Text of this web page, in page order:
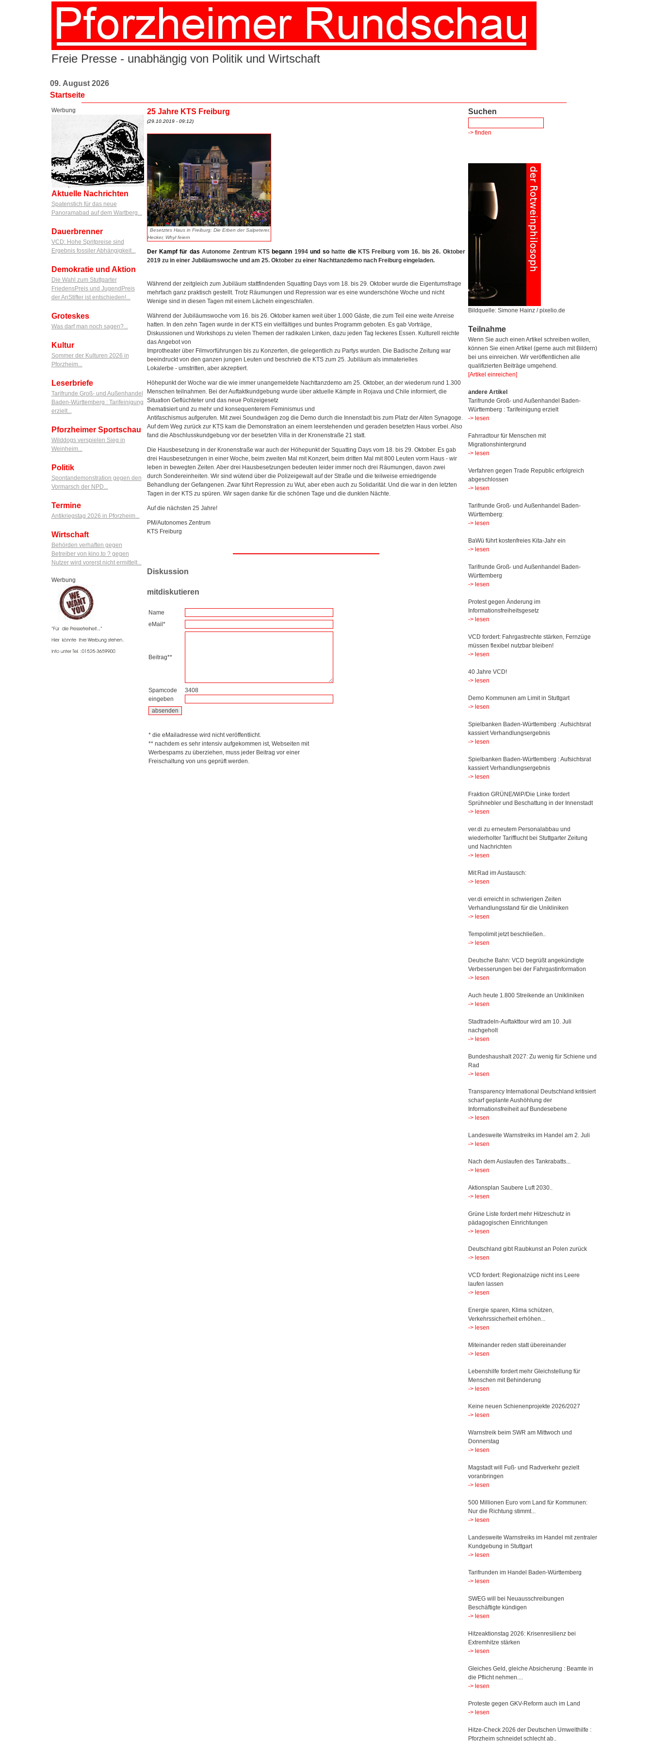
Freie Presse - unabhängig von Politik und Wirtschaft
09. August 2026
Startseite
Werbung
Aktuelle Nachrichten
Spatenstich für das neue
Panoramabad auf dem Wartberg...
Dauerbrenner
VCD: Hohe Spritpreise sind
Ergebnis fossiler Abhängigkeit...
Demokratie und Aktion
Die Wahl zum Stuttgarter
FriedensPreis und JugendPreis
der AnStifter ist entschieden!...
Groteskes
Was darf man noch sagen?...
Kultur
Sommer der Kulturen 2026 in
Pforzheim...
Leserbriefe
Tarifrunde Groß- und Außenhandel
Baden-Württemberg : Tarifeinigung
erzielt...
Pforzheimer Sportschau
Wilddogs verspielen Sieg in
Weinheim...
Politik
Spontandemonstration gegen den
Vormarsch der NPD...
Termine
Antikriegstag 2026 in Pforzheim...
Wirtschaft
Behörden verhaften gegen
Betreiber von kino.to ? gegen
Nutzer wird vorerst nicht ermittelt...
Werbung
25 Jahre KTS Freiburg
(29.10.2019 - 09:12)
Besetztes Haus in Freiburg: Die Erben der Salpeterer,
Hecker, Whyl feiern
Der Kampf für das Autonome Zentrum KTS begann 1994und sohatte dieKTS Freiburg vom 16. bis 26. Oktober
2019 zu in einer Jubiläumswoche und am 25. Oktober zu einer Nachttanzdemo nach Freiburg eingeladen.
Während der zeitgleich zum Jubiläum stattfindenden Squatting Days vom 18. bis 29. Oktober wurde die Eigentumsfrage
mehrfach ganz praktisch gestellt. Trotz Räumungen und Repression war es eine wunderschöne Woche und nicht
Wenige sind in diesen Tagen mit einem Lächeln eingeschlafen.
Während der Jubiläumswoche vom 16. bis 26. Oktober kamen weit über 1.000 Gäste, die zum Teil eine weite Anreise
hatten. In den zehn Tagen wurde in der KTS ein vielfältiges und buntes Programm geboten. Es gab Vorträge,
Diskussionen und Workshops zu vielen Themen der radikalen Linken, dazu jeden Tag leckeres Essen. Kulturell reichte
das Angebot von
Improtheater über Filmvorführungen bis zu Konzerten, die gelegentlich zu Partys wurden. Die Badische Zeitung war
beeindruckt von den ganzen jungen Leuten und beschrieb die KTS zum 25. Jubiläum als immaterielles
Lokalerbe - umstritten, aber akzeptiert.
Höhepunkt der Woche war die wie immer unangemeldete Nachttanzdemo am 25. Oktober, an der wiederum rund 1.300
Menschen teilnahmen. Bei der Auftaktkundgebung wurde über aktuelle Kämpfe in Rojava und Chile informiert, die
Situation Geflüchteter und das neue Polizeigesetz
thematisiert und zu mehr und konsequenterem Feminismus und
Antifaschismus aufgerufen. Mit zwei Soundwägen zog die Demo durch die Innenstadt bis zum Platz der Alten Synagoge.
Auf dem Weg zurück zur KTS kam die Demonstration an einem leerstehenden und geraden besetzten Haus vorbei. Also
fand die Abschlusskundgebung vor der besetzten Villa in der Kronenstraße 21 statt.
Die Hausbesetzung in der Kronenstraße war auch der Höhepunkt der Squatting Days vom 18. bis 29. Oktober. Es gab
drei Hausbesetzungen in einer Woche, beim zweiten Mal mit Konzert, beim dritten Mal mit 800 Leuten vorm Haus - wir
leben in bewegten Zeiten. Aber drei Hausbesetzungen bedeuten leider immer noch drei Räumungen, davon zwei
durch Sondereinheiten. Wir sind wütend über die Polizeigewalt auf der Straße und die teilweise erniedrigende
Behandlung der Gefangenen. Zwar führt Repression zu Wut, aber eben auch zu Solidarität. Und die war in den letzten
Tagen in der KTS zu spüren. Wir sagen danke für die schönen Tage und die dunklen Nächte.
Auf die nächsten 25 Jahre!
PM/Autonomes Zentrum
KTS Freiburg
Diskussion
mitdiskutieren
Name
eMail*
Beitrag**
Spamcode
eingeben
3408
* die eMailadresse wird nicht veröffentlicht.
** nachdem es sehr intensiv aufgekommen ist, Webseiten mit
Werbespams zu überziehen, muss jeder Beitrag vor einer
Freischaltung von uns geprüft werden.
Suchen
-> finden
Bildquelle: Simone Hainz / pixelio.de
Teilnahme
Wenn Sie auch einen Artikel schreiben wollen,
können Sie einen Artikel (gerne auch mit Bildern)
bei uns einreichen. Wir veröffentlichen alle
qualifizierten Beiträge umgehend.
[Artikel einreichen]
andere Artikel
Tarifrunde Groß- und Außenhandel Baden-
Württemberg : Tarifeinigung erzielt
-> lesen
Fahrradtour für Menschen mit
Migrationshintergrund
-> lesen
Verfahren gegen Trade Republic erfolgreich
abgeschlossen
-> lesen
Tarifrunde Groß- und Außenhandel Baden-
Württemberg:
-> lesen
BaWü führt kostenfreies Kita-Jahr ein
-> lesen
Tarifrunde Groß- und Außenhandel Baden-
Württemberg
-> lesen
Protest gegen Änderung im
Informationsfreiheitsgesetz
-> lesen
VCD fordert: Fahrgastrechte stärken, Fernzüge
müssen flexibel nutzbar bleiben!
-> lesen
40 Jahre VCD!
-> lesen
Demo Kommunen am Limit in Stuttgart
-> lesen
Spielbanken Baden-Württemberg : Aufsichtsrat
kassiert Verhandlungsergebnis
-> lesen
Spielbanken Baden-Württemberg : Aufsichtsrat
kassiert Verhandlungsergebnis
-> lesen
Fraktion GRÜNE/WiP/Die Linke fordert
Sprühnebler und Beschattung in der Innenstadt
-> lesen
ver.di zu erneutem Personalabbau und
wiederholter Tarifflucht bei Stuttgarter Zeitung
und Nachrichten
-> lesen
Mit:Rad im Austausch:
-> lesen
ver.di erreicht in schwierigen Zeiten
Verhandlungsstand für die Unikliniken
-> lesen
Tempolimit jetzt beschließen..
-> lesen
Deutsche Bahn: VCD begrüßt angekündigte
Verbesserungen bei der Fahrgastinformation
-> lesen
Auch heute 1.800 Streikende an Unikliniken
-> lesen
Stadtradeln-Auftakttour wird am 10. Juli
nachgeholt
-> lesen
Bundeshaushalt 2027: Zu wenig für Schiene und
Rad
-> lesen
Transparency International Deutschland kritisiert
scharf geplante Aushöhlung der
Informationsfreiheit auf Bundesebene
-> lesen
Landesweite Warnstreiks im Handel am 2. Juli
-> lesen
Nach dem Auslaufen des Tankrabatts...
-> lesen
Aktionsplan Saubere Luft 2030..
-> lesen
Grüne Liste fordert mehr Hitzeschutz in
pädagogischen Einrichtungen
-> lesen
Deutschland gibt Raubkunst an Polen zurück
-> lesen
VCD fordert: Regionalzüge nicht ins Leere
laufen lassen
-> lesen
Energie sparen, Klima schützen,
Verkehrssicherheit erhöhen...
-> lesen
Miteinander reden statt übereinander
-> lesen
Lebenshilfe fordert mehr Gleichstellung für
Menschen mit Behinderung
-> lesen
Keine neuen Schienenprojekte 2026/2027
-> lesen
Warnstreik beim SWR am Mittwoch und
Donnerstag
-> lesen
Magstadt will Fuß- und Radverkehr gezielt
voranbringen
-> lesen
500 Millionen Euro vom Land für Kommunen:
Nur die Richtung stimmt...
-> lesen
Landesweite Warnstreiks im Handel mit zentraler
Kundgebung in Stuttgart
-> lesen
Tarifrunden im Handel Baden-Württemberg
-> lesen
SWEG will bei Neuausschreibungen
Beschäftigte kündigen
-> lesen
Hitzeaktionstag 2026: Krisenresilienz bei
Extremhitze stärken
-> lesen
Gleiches Geld, gleiche Absicherung : Beamte in
die Pflicht nehmen....
-> lesen
Proteste gegen GKV-Reform auch im Land
-> lesen
Hitze-Check 2026 der Deutschen Umwelthilfe :
Pforzheim schneidet schlecht ab..